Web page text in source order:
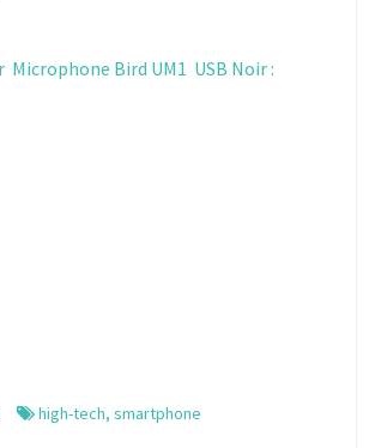
Microphone Bird UM1 USB Noir :
high-tech, smartphone